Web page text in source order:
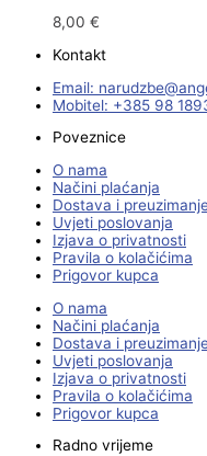
8,00 €
Kontakt
Email: @ebzduran
Mobitel: +385 98
Poveznice
O nama
Načini plaćanja
Dostava i
Uvjeti poslovanja
Izjava o privatnosti
Pravila o kolačićima
Prigovor kupca
O nama
Načini plaćanja
Dostava i
Uvjeti poslovanja
Izjava o privatnosti
Pravila o kolačićima
Prigovor kupca
Radno vrijeme